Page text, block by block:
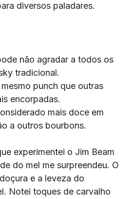
diversos paladares.
não agradar a todos os
tradicional.
punch que outras
encorpadas.
mais doce em
a outros bourbons.
experimentei o Jim Beam
do mel me surpreendeu. O
e a leveza do
Notei toques de carvalho